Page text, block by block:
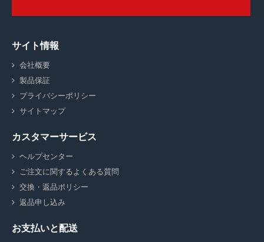
サイト情報
会社概要
製品保証
プライバシーポリシー
サイトマップ
カスタマーサービス
ヘルプセンター
ご注文に関するよくある質問
交換・返品ポリシー
返品申し込み
お支払いと配送